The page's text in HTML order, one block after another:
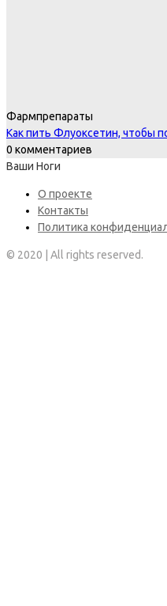
Фармпрепараты
Как пить Флуоксетин, чтобы
0 комментариев
Ваши Ноги
О проекте
Контакты
Политика
© 2020 | All rights reserved.